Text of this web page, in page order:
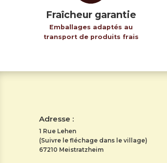
Fraîcheur garantie
Emballages adaptés au
transport de produits frais
Adresse :
1 Rue Lehen
(Suivre le fléchage dans le village)
67210 Meistratzheim